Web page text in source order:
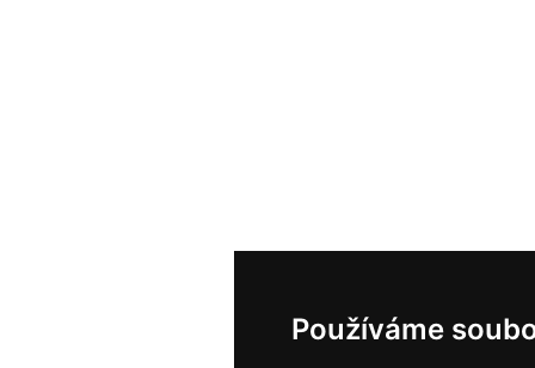
Používáme